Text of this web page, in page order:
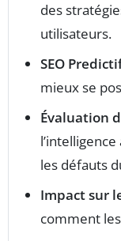
des
utilisateurs.
SEO
mieux se
Évaluation
les défauts
Impact sur
comment